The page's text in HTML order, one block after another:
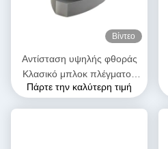
Βίντεο
Αντίσταση υψηλής φθοράς
Κλασικό μπλοκ πλέγματος
σφαιρίδας για διπλή βίδα
Πάρτε την καλύτερη τιμή